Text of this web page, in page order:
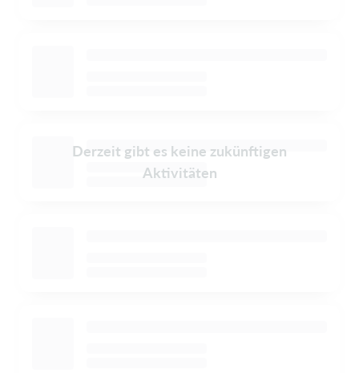
Derzeit gibt es keine zukünftigen
Aktivitäten